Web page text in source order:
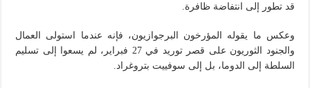
قد تطور إلى انتفاضة ظافرة.
وعكس ما يقوله المؤرخون البرجوازيون، فإنه عندما استولى العمال
والجنود الثوريون على قصر توريد في 27 فبراير، لم يسعوا إلى تسليم
السلطة إلى الدوما، بل إلى سوفييت بتروغراد.